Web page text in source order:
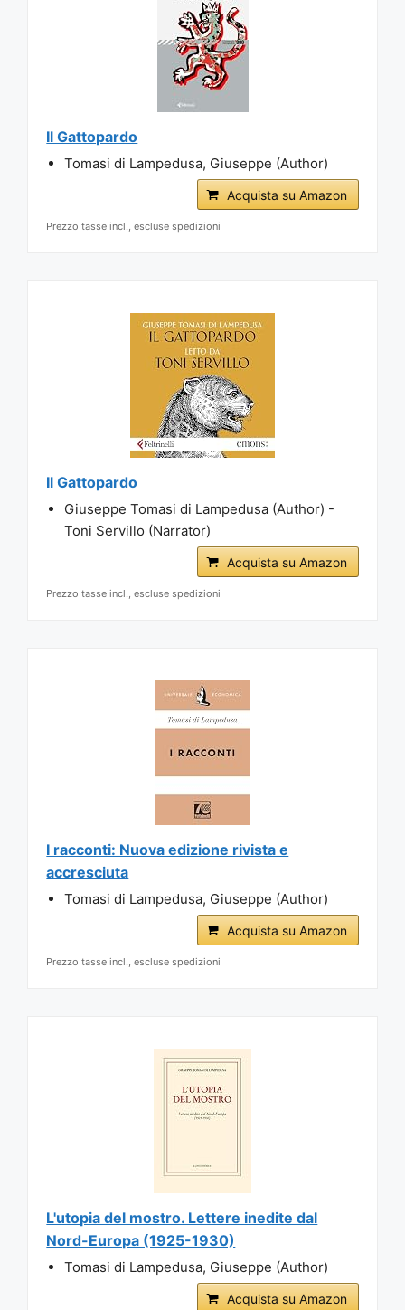
Il Gattopardo
Tomasi di Lampedusa, Giuseppe (Author)
Acquista su Amazon
Prezzo tasse incl., escluse spedizioni
Il Gattopardo
Giuseppe Tomasi di Lampedusa (Author) -
Toni Servillo (Narrator)
Acquista su Amazon
Prezzo tasse incl., escluse spedizioni
I racconti: Nuova edizione rivista e
accresciuta
Tomasi di Lampedusa, Giuseppe (Author)
Acquista su Amazon
Prezzo tasse incl., escluse spedizioni
L'utopia del mostro. Lettere inedite dal
Nord-Europa (1925-1930)
Tomasi di Lampedusa, Giuseppe (Author)
Acquista su Amazon